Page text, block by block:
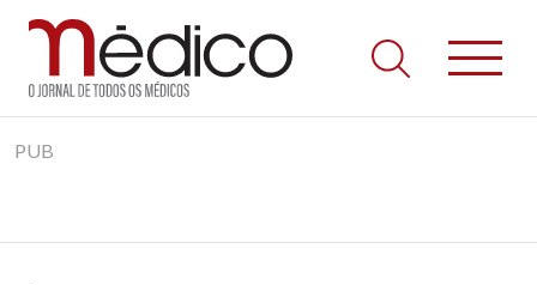
to
Jornal Médico
Médico – O Jornal de Todos os Médicos. Onde as notícias
realmente contam! Tudo o que se passa na Saúde!
PUB